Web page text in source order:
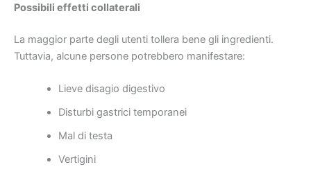
Possibili effetti collaterali
La maggior parte degli utenti tollera bene gli ingredienti.
Tuttavia, alcune persone potrebbero manifestare:
Lieve disagio digestivo
Disturbi gastrici temporanei
Mal di testa
Vertigini